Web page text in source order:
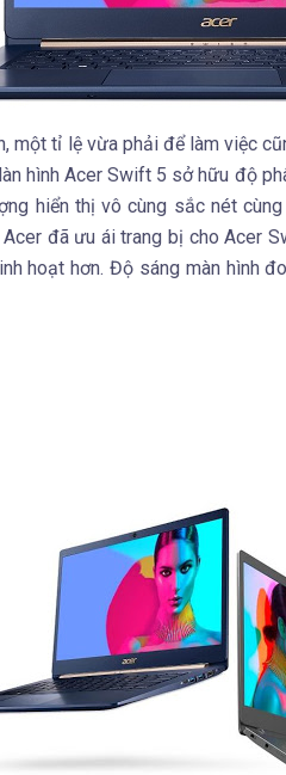
một tỉ lệ vừa phải để làm việc
hình Acer Swift 5 sở hữu độ
hiển thị vô cùng sắc nét
đã ưu ái trang bị cho Acer
hoạt hơn. Độ sáng màn hình